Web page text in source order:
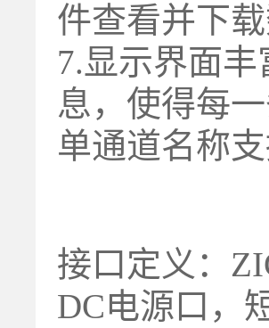
件查看并下载
7.显示界面
息，使得每
单通道名称
接口定义：
DC电源口，